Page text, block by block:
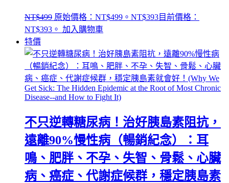
NT$499 原始價格：NT$499。 NT$393目前價格：
NT$393。 加入購物車
特價
不只逆轉糖尿病！治好胰島素阻抗，
遠離90%慢性病（暢銷紀念）：耳
鳴、肥胖、不孕、失智、骨鬆、心臟
病、癌症、代謝症候群，穩定胰島素